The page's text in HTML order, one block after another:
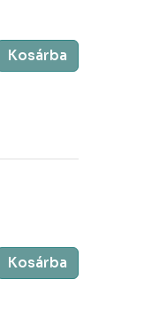
Kosárba
Kosárba